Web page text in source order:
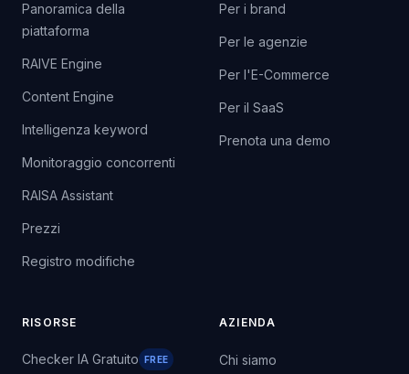
Panoramica della
piattaforma
RAIVE Engine
Content Engine
Intelligenza keyword
Monitoraggio concorrenti
RAISA Assistant
Prezzi
Registro modifiche
Per i brand
Per le agenzie
Per l'E-Commerce
Per il SaaS
Prenota una demo
RISORSE
Checker IA Gratuito FREE
AZIENDA
Chi siamo